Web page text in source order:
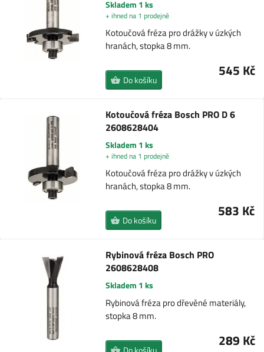
Skladem 1 ks
+ ihned na 1 prodejně
Kotoučová fréza pro drážky v úzkých
hranách, stopka 8 mm.
545 Kč
Do košíku
Kotoučová fréza Bosch PRO D 6
2608628404
Skladem 1 ks
+ ihned na 1 prodejně
Kotoučová fréza pro drážky v úzkých
hranách, stopka 8 mm.
583 Kč
Do košíku
Rybinová fréza Bosch PRO
2608628408
Skladem 1 ks
Rybinová fréza pro dřevěné materiály,
stopka 8 mm.
289 Kč